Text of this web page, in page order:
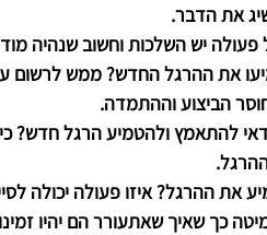
את הדבר.
פעולה יש השלכות וחשוב שנהיה
את ההרגל החדש? ממש לרשום על
הביצוע וההתמדה.
להתאמץ ולהטמיע הרגל חדש?
את ההרגל? איזו פעולה יכולה
כך שאיך שאתעורר הם יהיו